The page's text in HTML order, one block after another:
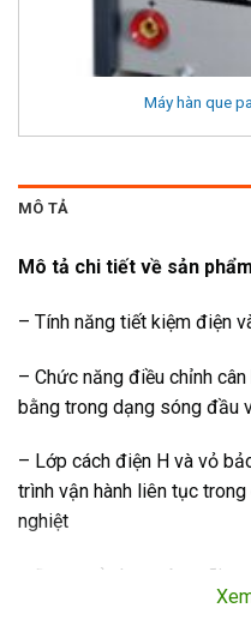
Máy hàn que
MÔ TẢ
Mô tả chi tiết về sản
– Tính năng tiết kiệm điện
– Chức năng điều chỉnh
bằng trong dạng sóng đầu
– Lớp cách điện H và vỏ
trình vận hành liên tục
nghiệt
– Được sử dụng rộng rãi
đường ống áp lực, đóng tàu,